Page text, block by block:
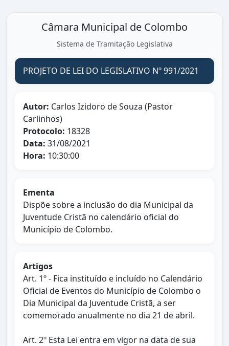
Câmara Municipal de Colombo
Sistema de Tramitação Legislativa
PROJETO DE LEI DO LEGISLATIVO Nº 991/2021
Autor: Carlos Izidoro de Souza (Pastor
Carlinhos)
Protocolo: 18328
Data: 31/08/2021
Hora: 10:30:00
Ementa
Dispõe sobre a inclusão do dia Municipal da
Juventude Cristã no calendário oficial do
Município de Colombo.
Artigos
Art. 1º - Fica instituído e incluído no Calendário
Oficial de Eventos do Município de Colombo o
Dia Municipal da Juventude Cristã, a ser
comemorado anualmente no dia 21 de abril.
Art. 2º Esta Lei entra em vigor na data de sua